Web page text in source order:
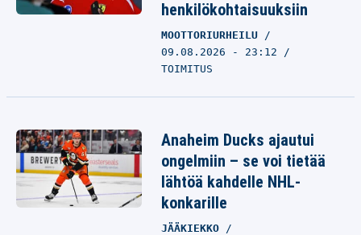
henkilökohtaisuuksiin
MOOTTORIURHEILU
09.08.2026 - 23:12
TOIMITUS
Anaheim Ducks ajautui
ongelmiin – se voi tietää
lähtöä kahdelle NHL-
konkarille
JÄÄKIEKKO